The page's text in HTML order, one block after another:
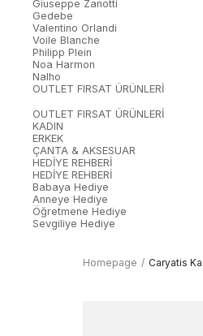
Giuseppe Zanotti
Gedebe
Valentino Orlandi
Voile Blanche
Philipp Plein
Noa Harmon
Nalho
OUTLET FIRSAT ÜRÜNLERİ
OUTLET FIRSAT ÜRÜNLERİ
KADIN
ERKEK
ÇANTA & AKSESUAR
HEDİYE REHBERİ
HEDİYE REHBERİ
Babaya Hediye
Anneye Hediye
Öğretmene Hediye
Sevgiliye Hediye
Homepage Caryatis